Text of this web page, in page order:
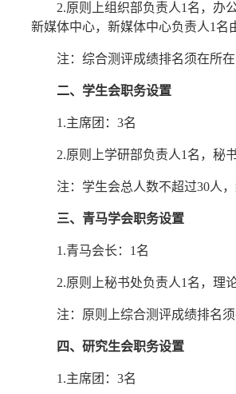
2.原则上组织部负责人1名，办
新媒体中心，新媒体中心负责人1名
注：综合测评成绩排名须在所
二、学生会职务设置
1.主席团：3名
2.原则上学研部负责人1名，秘
注：学生会总人数不超过30人
三、青马学会职务设置
1.青马会长：1名
2.原则上秘书处负责人1名，理
注：原则上综合测评成绩排名
四、研究生会职务设置
1.主席团：3名